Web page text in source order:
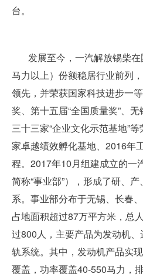
台。
发展至今，一汽解放锡柴在
马力以上）份额稳居行业前列
领先，并荣获国家科技进步一
奖、第十五届“全国质量奖”、
三十三家“企业文化示范基地”
家卓越绩效孵化基地、2016年
程。2017年10月组建成立的一
简称“事业部”），形成了研、
系。事业部分布于无锡、长春
占地面积超过87万平方米，总
过800人，主要产品为发动机
轨系统。其中，发动机产品实
覆盖，功率覆盖40-550马力，